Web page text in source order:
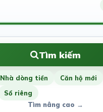
Tìm kiếm
Nhà dòng tiền Căn hộ mới
Sổ riêng
Tìm nâng cao →